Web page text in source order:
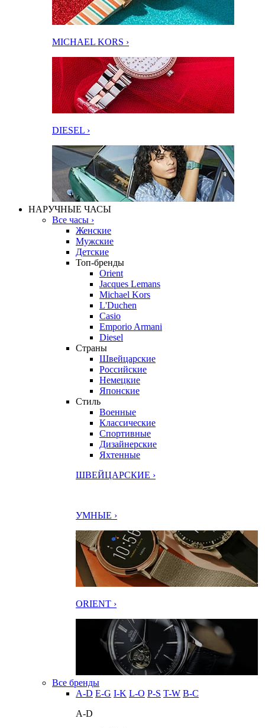
MICHAEL KORS ›
DIESEL ›
НАРУЧНЫЕ ЧАСЫ
Все часы ›
Женские
Мужские
Детские
Топ-бренды
Orient
Jacques Lemans
Michael Kors
L'Duchen
Casio
Emporio Armani
Diesel
Страны
Швейцарские
Российские
Немецкие
Японские
Стиль
Военные
Классические
Спортивные
Дизайнерские
Яхтенные
ШВЕЙЦАРСКИЕ ›
УМНЫЕ ›
ORIENT ›
Все бренды
A-D E-G I-K L-O P-S T-W В-С
A-D